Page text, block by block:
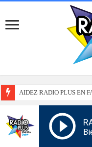
AIDEZ RADIO PLUS EN